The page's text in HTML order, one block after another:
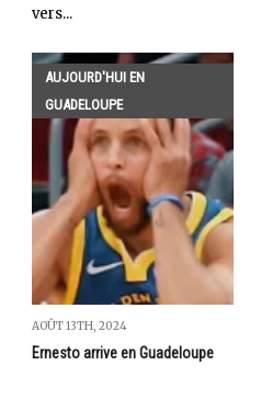
vers...
AUJOURD'HUI EN
GUADELOUPE
AOÛT 13TH, 2024
Ernesto arrive en Guadeloupe